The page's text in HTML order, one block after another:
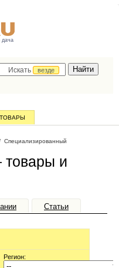
дача
Искать
везде
ТОВАРЫ
Специализированный
и
Статьи
Регион: